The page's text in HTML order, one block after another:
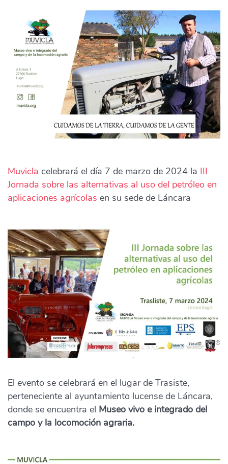
Muvicla celebrará el día 7 de marzo de 2024 la III
Jornada sobre las alternativas al uso del petróleo en
aplicaciones agrícolas en su sede de Láncara
El evento se celebrará en el lugar de Trasiste,
perteneciente al ayuntamiento lucense de Láncara,
donde se encuentra el Museo vivo e integrado del
campo y la locomoción agraria.